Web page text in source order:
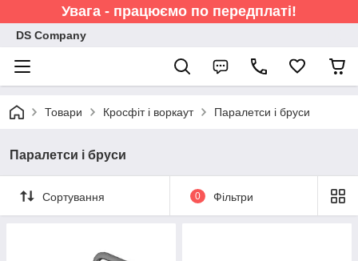
Увага - працюємо по передплаті!
DS Company
Товари Кросфіт і воркаут Паралетси і бруси
Паралетси і бруси
Сортування 0 Фільтри